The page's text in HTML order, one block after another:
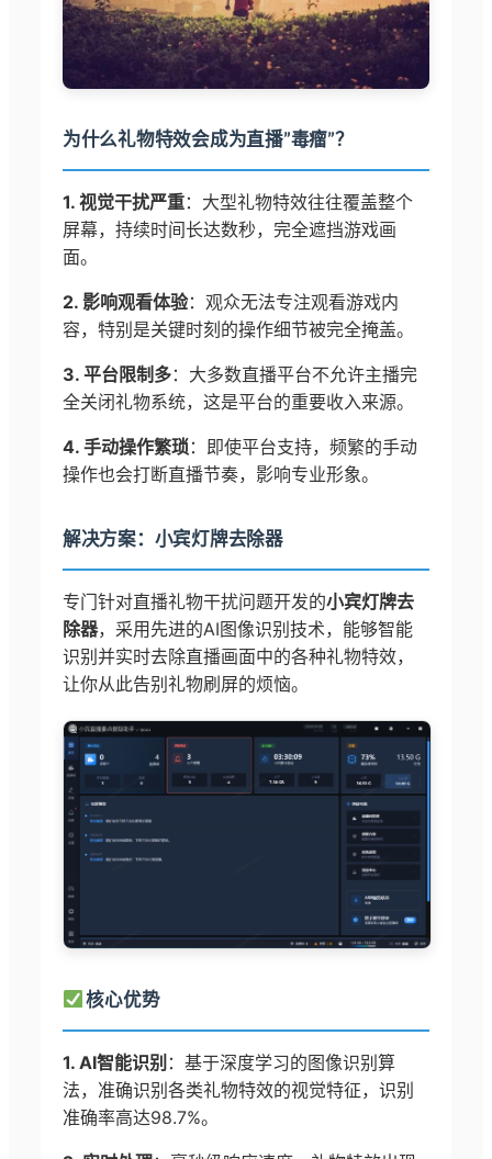
为什么礼物特效会成为直播”毒瘤”？
1. 视觉干扰严重：大型礼物特效往往覆盖整个
屏幕，持续时间长达数秒，完全遮挡游戏画
面。
2. 影响观看体验：观众无法专注观看游戏内
容，特别是关键时刻的操作细节被完全掩盖。
3. 平台限制多：大多数直播平台不允许主播完
全关闭礼物系统，这是平台的重要收入来源。
4. 手动操作繁琐：即使平台支持，频繁的手动
操作也会打断直播节奏，影响专业形象。
解决方案：小宾灯牌去除器
专门针对直播礼物干扰问题开发的小宾灯牌去
除器，采用先进的AI图像识别技术，能够智能
识别并实时去除直播画面中的各种礼物特效，
让你从此告别礼物刷屏的烦恼。
核心优势
1. AI智能识别 ：基于深度学习的图像识别算
法，准确识别各类礼物特效的视觉特征，识别
准确率高达98.7%。